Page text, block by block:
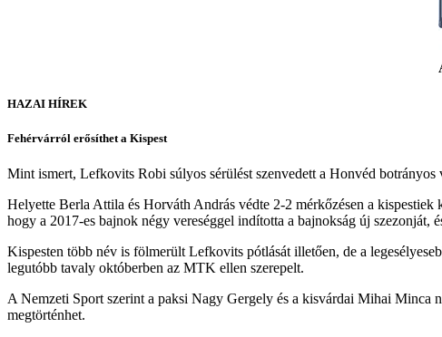
HAZAI HÍREK
Fehérvárról erősíthet a Kispest
Mint ismert, Lefkovits Robi súlyos sérülést szenvedett a Honvéd
Helyette Berla Attila és Horváth András védte 2-2 mérkőzésen a
hogy a 2017-es bajnok négy vereséggel indította a bajnokság új szezonját,
Kispesten több név is fölmerült Lefkovits pótlását illetően, de a
legutóbb tavaly októberben az MTK ellen szerepelt.
A Nemzeti Sport szerint a paksi Nagy Gergely és a kisvárdai Mihai Minca
megtörténhet.